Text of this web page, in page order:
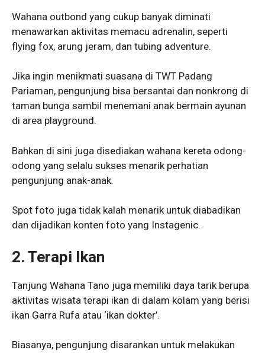
Wahana outbond yang cukup banyak diminati
menawarkan aktivitas memacu adrenalin, seperti
flying fox, arung jeram, dan tubing adventure.
Jika ingin menikmati suasana di TWT Padang
Pariaman, pengunjung bisa bersantai dan nonkrong di
taman bunga sambil menemani anak bermain ayunan
di area playground.
Bahkan di sini juga disediakan wahana kereta odong-
odong yang selalu sukses menarik perhatian
pengunjung anak-anak.
Spot foto juga tidak kalah menarik untuk diabadikan
dan dijadikan konten foto yang Instagenic.
2. Terapi Ikan
Tanjung Wahana Tano juga memiliki daya tarik berupa
aktivitas wisata terapi ikan di dalam kolam yang berisi
ikan Garra Rufa atau ‘ikan dokter’.
Biasanya, pengunjung disarankan untuk melakukan